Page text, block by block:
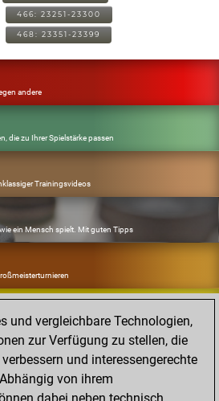
466: 23251-23300
468: 23351-23399
andere
die zu Ihrer Spielstärke passen
Trainingsvideos
ein Mensch spielt. Mit guten Tipps
und vergleichbare Technologien,
zur Verfügung zu stellen, die
und interessengerechte
von ihrem